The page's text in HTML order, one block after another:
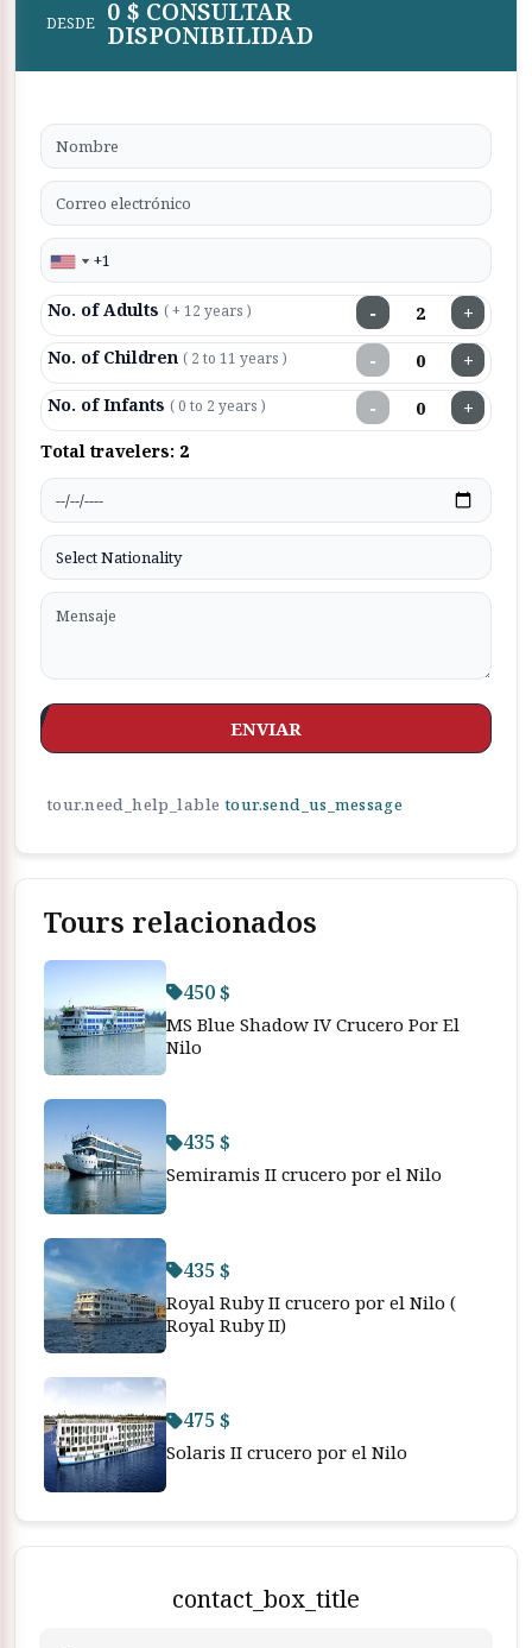
DESDE 0 $ CONSULTAR
DISPONIBILIDAD
No. of Adults ( + 12 years ) − +
No. of Children ( 2 to 11 years ) − +
No. of Infants ( 0 to 2 years ) − +
Total travelers: 2
ENVIAR
tour.need_help_lable tour.send_us_message
Tours relacionados
450 $
MS Blue Shadow IV Crucero Por El
Nilo
435 $
Semiramis II crucero por el Nilo
435 $
Royal Ruby II crucero por el Nilo (
Royal Ruby II)
475 $
Solaris II crucero por el Nilo
contact_box_title